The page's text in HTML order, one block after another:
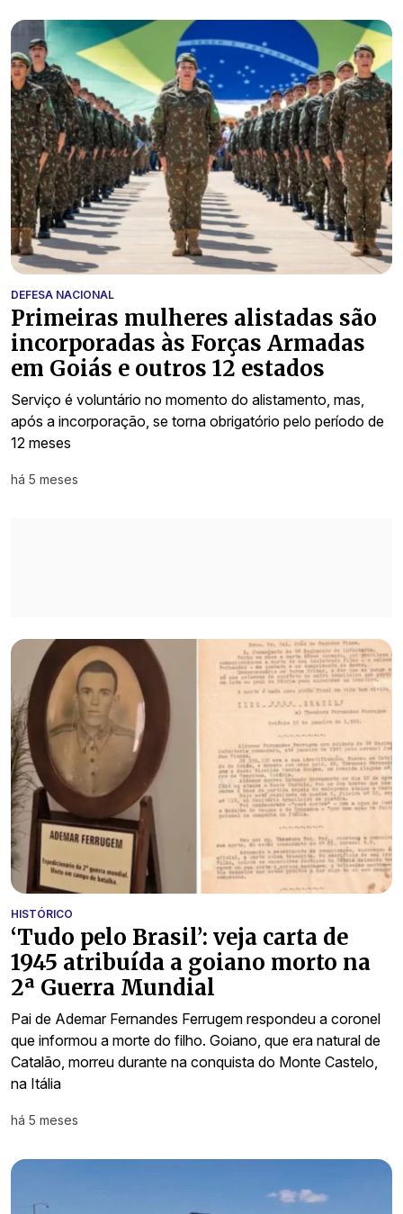
DEFESA NACIONAL
Primeiras mulheres alistadas são
incorporadas às Forças Armadas
em Goiás e outros 12 estados
Serviço é voluntário no momento do alistamento, mas,
após a incorporação, se torna obrigatório pelo período de
12 meses
há 5 meses
HISTÓRICO
‘Tudo pelo Brasil’: veja carta de
1945 atribuída a goiano morto na
2ª Guerra Mundial
Pai de Ademar Fernandes Ferrugem respondeu a coronel
que informou a morte do filho. Goiano, que era natural de
Catalão, morreu durante na conquista do Monte Castelo,
na Itália
há 5 meses